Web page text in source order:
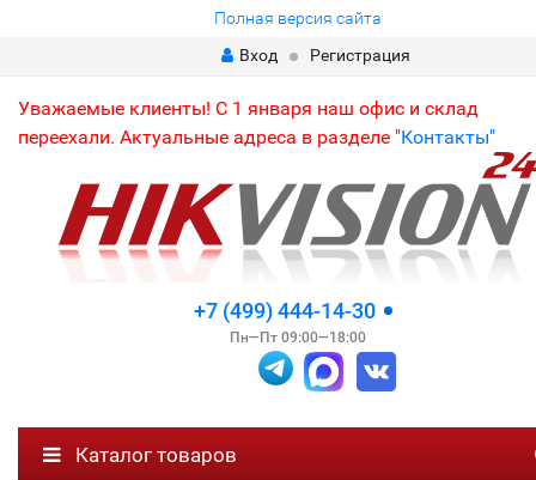
Полная версия сайта
Вход
Регистрация
Уважаемые клиенты! С 1 января наш офис и склад
переехали. Актуальные адреса в разделе "Контакты"
+7 (499) 444-14-30
Пн—Пт 09:00—18:00
Каталог товаров